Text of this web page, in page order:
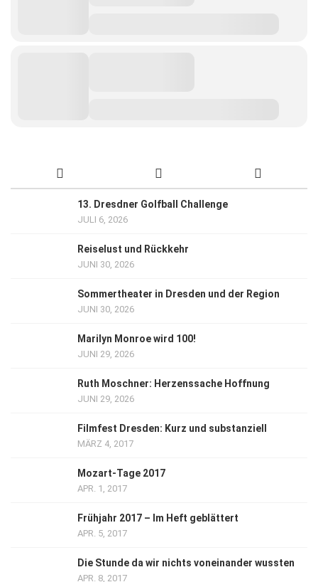
13. Dresdner Golfball Challenge
JULI 6, 2026
Reiselust und Rückkehr
JUNI 30, 2026
Sommertheater in Dresden und der Region
JUNI 30, 2026
Marilyn Monroe wird 100!
JUNI 29, 2026
Ruth Moschner: Herzenssache Hoffnung
JUNI 29, 2026
Filmfest Dresden: Kurz und substanziell
MÄRZ 4, 2017
Mozart-Tage 2017
APR. 1, 2017
Frühjahr 2017 – Im Heft geblättert
APR. 5, 2017
Die Stunde da wir nichts voneinander wussten
APR. 8, 2017